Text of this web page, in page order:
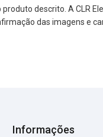
descrito. A CLR
das imagens e
Informações